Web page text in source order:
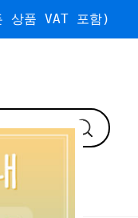
상품 VAT 포함)